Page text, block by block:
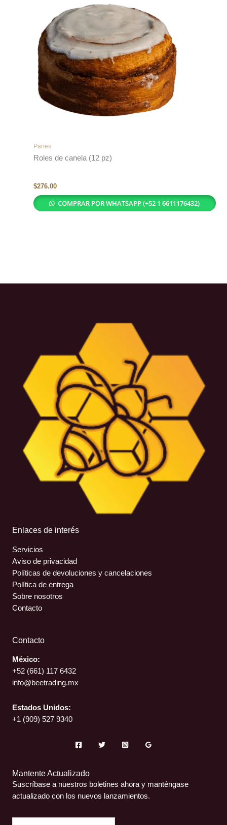
Panes
Roles de canela (12 pz)
$276.00
COMPRAR POR WHATSAPP (+52 1 6611176432)
Enlaces de interés
Servicios
Aviso de privacidad
Políticas de devoluciones y cancelaciones
Política de entrega
Sobre nosotros
Contacto
Contacto
México:
+52 (661) 117 6432
info@beetrading.mx
Estados Unidos:
+1 (909) 527 9340
Mantente Actualizado
Suscríbase a nuestros boletines ahora y manténgase
actualizado con los nuevos lanzamientos.